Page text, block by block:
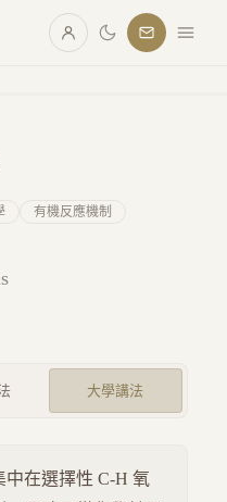
有機反應機制
大學講法
在選擇性 C-H 氧